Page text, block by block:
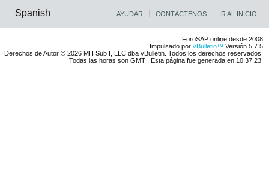
Spanish AYUDAR CONTÁCTENOS IR AL INICIO
ForoSAP online desde 2008
Impulsado por vBulletin™ Versión 5.7.5
Derechos de Autor © 2026 MH Sub I, LLC dba vBulletin. Todos los derechos reservados.
Todas las horas son GMT . Esta página fue generada en 10:37:23.